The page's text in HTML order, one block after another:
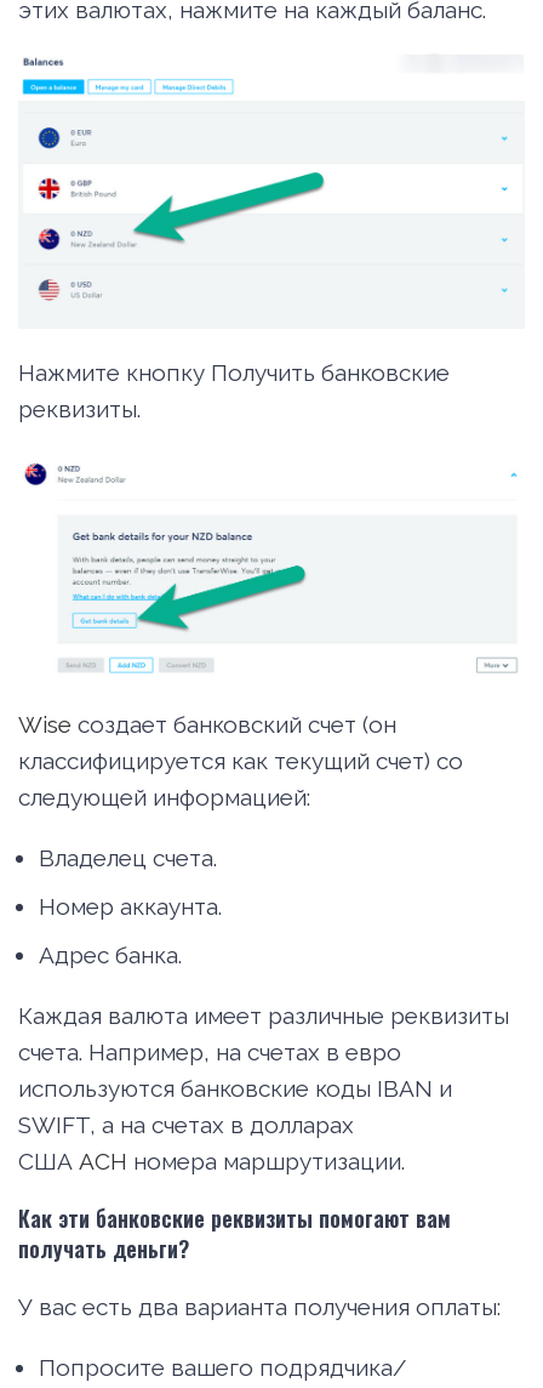
этих валютах, нажмите на каждый баланс.
Нажмите кнопку Получить банковские
реквизиты.
Wise создает банковский счет (он
классифицируется как текущий счет) со
следующей информацией:
Владелец счета.
Номер аккаунта.
Адрес банка.
Каждая валюта имеет различные реквизиты
счета. Например, на счетах в евро
используются банковские коды IBAN и
SWIFT, а на счетах в долларах
США ACH номера маршрутизации.
Как эти банковские реквизиты помогают вам
получать деньги?
У вас есть два варианта получения оплаты:
Попросите вашего подрядчика/